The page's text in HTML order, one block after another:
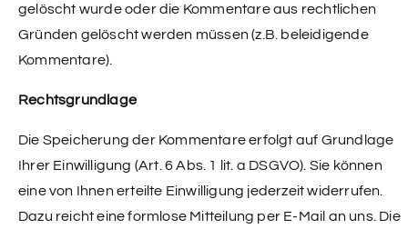
gelöscht wurde oder die Kommentare aus rechtlichen
Gründen gelöscht werden müssen (z.B. beleidigende
Kommentare).
Rechtsgrundlage
Die Speicherung der Kommentare erfolgt auf Grundlage
Ihrer Einwilligung (Art. 6 Abs. 1 lit. a DSGVO). Sie können
eine von Ihnen erteilte Einwilligung jederzeit widerrufen.
Dazu reicht eine formlose Mitteilung per E-Mail an uns. Die